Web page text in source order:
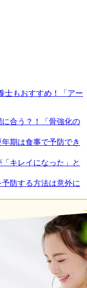
士もおすすめ！「アー
に合う？！「骨強化の
期は食事で予防でき
キレイになった」と
防する方法は意外に